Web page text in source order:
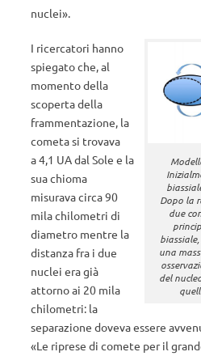
nuclei».
Dopo la
due
una
del
I ricercatori hanno
spiegato che, al
momento della
scoperta della
frammentazione, la
cometa si trovava
a 4,1 UA dal Sole e la
sua chioma
misurava circa 90
mila chilometri di
diametro mentre la
distanza fra i due
nuclei era già
attorno ai 20 mila
chilometri: la
separazione doveva essere
«Le riprese di comete per il